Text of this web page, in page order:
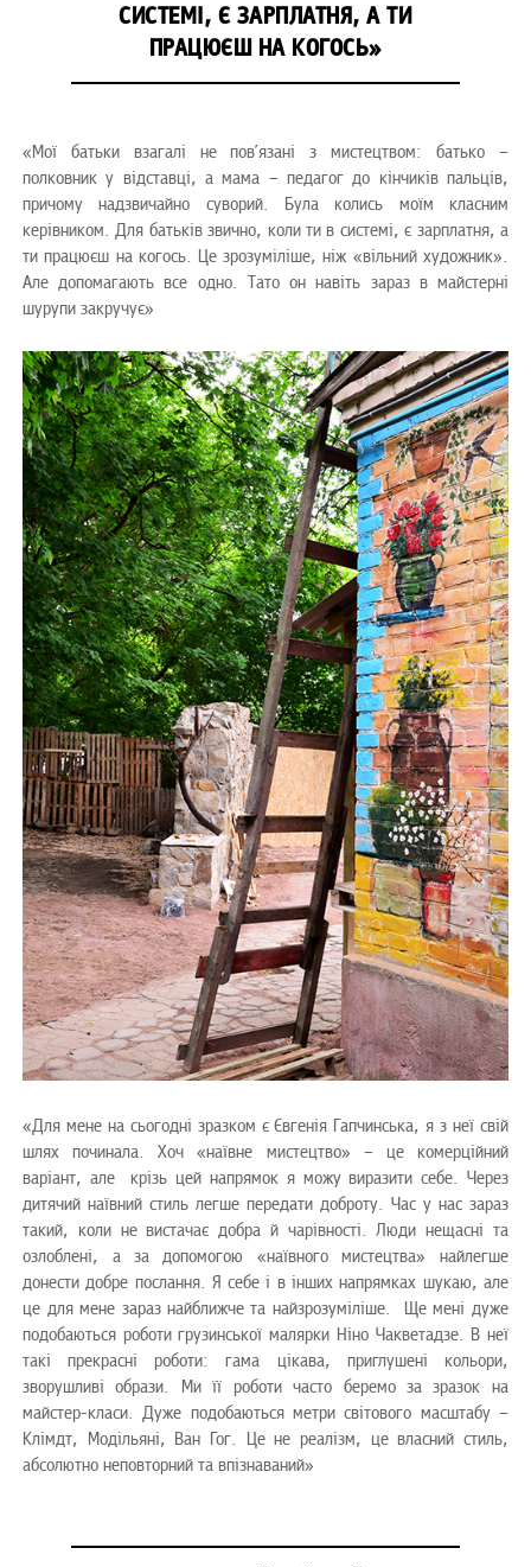
СИСТЕМІ, Є ЗАРПЛАТНЯ, А ТИ
ПРАЦЮЄШ НА КОГОСЬ»
«Мої батьки взагалі не пов’язані з мистецтвом: батько –
полковник у відставці, а мама – педагог до кінчиків пальців,
причому надзвичайно суворий. Була колись моїм класним
керівником. Для батьків звично, коли ти в системі, є зарплатня, а
ти працюєш на когось. Це зрозуміліше, ніж «вільний художник».
Але допомагають все одно. Тато он навіть зараз в майстерні
шурупи закручує»
«Для мене на сьогодні зразком є Євгенія Гапчинська, я з неї свій
шлях починала. Хоч «наївне мистецтво» – це комерційний
варіант, але крізь цей напрямок я можу виразити себе. Через
дитячий наївний стиль легше передати доброту. Час у нас зараз
такий, коли не вистачає добра й чарівності. Люди нещасні та
озлоблені, а за допомогою «наївного мистецтва» найлегше
донести добре послання. Я себе і в інших напрямках шукаю, але
це для мене зараз найближче та найзрозуміліше. Ще мені дуже
подобаються роботи грузинської малярки Ніно Чакветадзе. В неї
такі прекрасні роботи: гама цікава, приглушені кольори,
зворушливі образи. Ми її роботи часто беремо за зразок на
майстер-класи. Дуже подобаються метри світового масштабу –
Клімдт, Модільяні, Ван Гог. Це не реалізм, це власний стиль,
абсолютно неповторний та впізнаваний»